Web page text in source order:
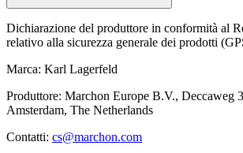
Dichiarazione del produttore in conformità al
relativo alla sicurezza generale dei prodotti
Marca: Karl Lagerfeld
Produttore: Marchon Europe B.V., Deccaweg
Amsterdam, The Netherlands
Contatti: cs@marchon.com